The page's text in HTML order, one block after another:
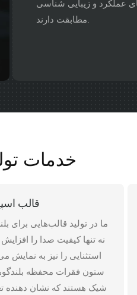
عملکرد و زیبایی شناسی
مطابقت دارند.
خدمات
قالب
ما در تولید قالب‌هایی برای
نه تنها کیفیت صدا را
استثنایی را نیز به نمایش
ستون فقرات محفظه
شیک هستند که نشان دهنده